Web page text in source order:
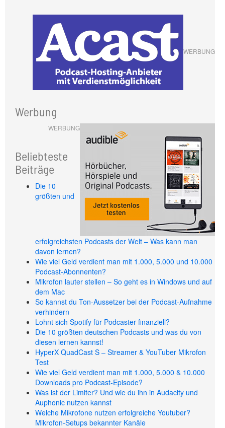
WERBUNG
Werbung
WERBUNG
Beliebteste
Beiträge
Die 10
größten und
erfolgreichsten Podcasts der Welt – Was kann man
davon lernen?
Wie viel Geld verdient man mit 1.000, 5.000 und 10.000
Podcast-Abonnenten?
Mikrofon lauter stellen – So geht es in Windows und auf
dem Mac
So kannst du Ton-Aussetzer bei der Podcast-Aufnahme
verhindern
Lohnt sich Spotify für Podcaster finanziell?
Die 10 größten deutschen Podcasts und was du von
diesen lernen kannst!
HyperX QuadCast S – Streamer & YouTuber Mikrofon
Test
Wie viel Geld verdient man mit 1.000, 5.000 & 10.000
Downloads pro Podcast-Episode?
Was ist der Limiter? Und wie du ihn in Audacity und
Auphonic nutzen kannst
Welche Mikrofone nutzen erfolgreiche Youtuber?
Mikrofon-Setups bekannter Kanäle